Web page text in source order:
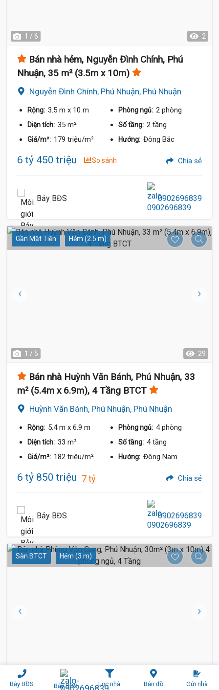
Bảy BĐS Bảy BĐS Lọc nhà Bản đồ Gửi nhà
1 / 6 2
Bán nhà hẻm, Nguyễn Đình Chính, Phú
Nhuận, 35 m² (3.5m x 10m)
Nguyễn Đình Chính, Phú Nhuận, Phú Nhuận
Rộng: 3.5 m x 10 m Phòng ngủ: 2 phòng
Diện tích: 35 m² Số tầng: 2 tầng
Giá/m²: 179 triệu/m² Hướng: Đông Bắc
6 tỷ 450 triệu So sánh Chia sẻ
Bảy BĐS 0902696839
Gần Mặt Tiền Hẻm (2.5 m)
1 / 5 29
Bán nhà Huỳnh Văn Bánh, Phú Nhuận, 33
m² (5.4m x 6.9m), 4 Tầng BTCT
Huỳnh Văn Bánh, Phú Nhuận, Phú Nhuận
Rộng: 5.4 m x 6.9 m Phòng ngủ: 4 phòng
Diện tích: 33 m² Số tầng: 4 tầng
Giá/m²: 182 triệu/m² Hướng: Đông Nam
6 tỷ 850 triệu 7 tỷ Chia sẻ
Bảy BĐS 0902696839
Sàn BTCT Hẻm (3 m)
1 / 11 15